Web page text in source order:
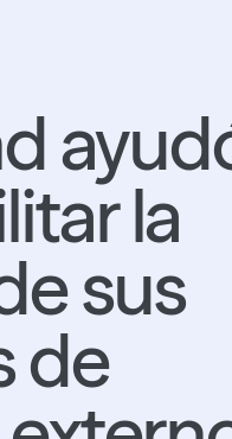
la
sus
de